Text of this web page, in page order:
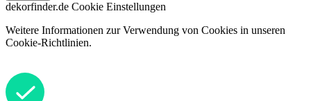
dekorfinder.de Cookie Einstellungen
Weitere Informationen zur Verwendung von Cookies in unseren
Cookie-Richtlinien.